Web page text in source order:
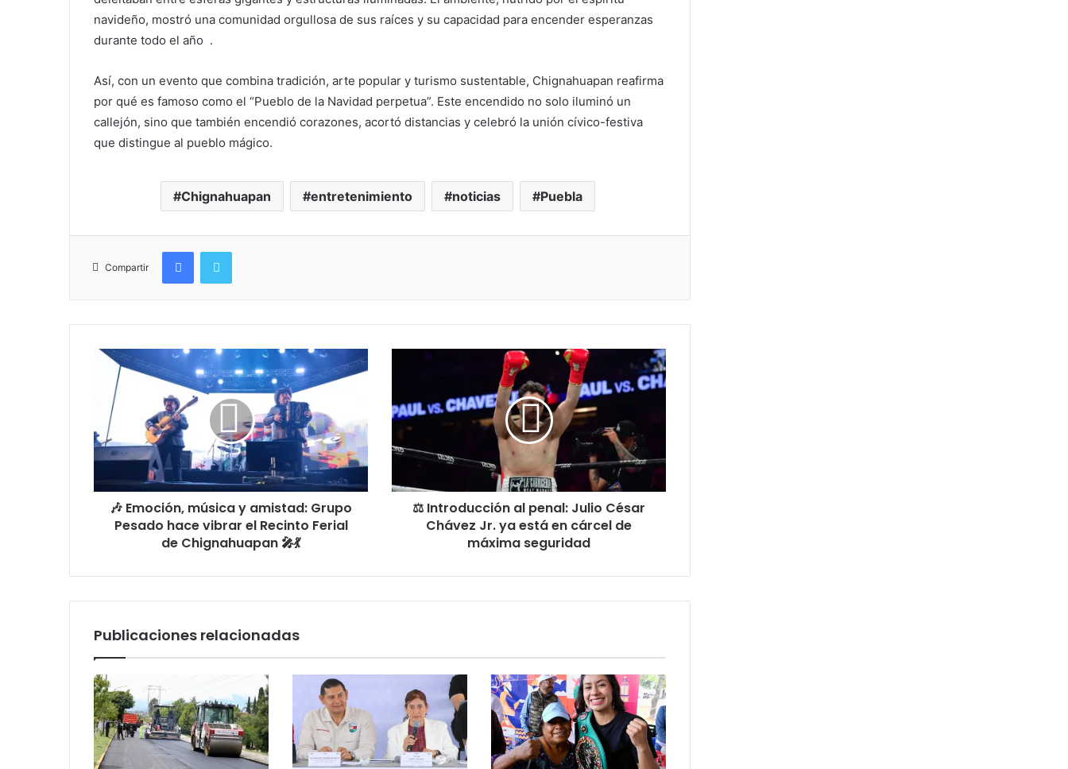
navideño, mostró una comunidad orgullosa de sus raíces y su capacidad para encender esperanzas
durante todo el año .
Así, con un evento que combina tradición, arte popular y turismo sustentable, Chignahuapan reafirma
por qué es famoso como el “Pueblo de la Navidad perpetua”. Este encendido no solo iluminó un
callejón, sino que también encendió corazones, acortó distancias y celebró la unión cívico-festiva
que distingue al pueblo mágico.
Chignahuapan entretenimiento noticias Puebla
Compartir
FacebookTwitter
🎶 Emoción, música y amistad: Grupo
Pesado hace vibrar el Recinto Ferial
de Chignahuapan 🎤💃
⚖️ Introducción al penal: Julio César
Chávez Jr. ya está en cárcel de
máxima seguridad
Publicaciones relacionadas